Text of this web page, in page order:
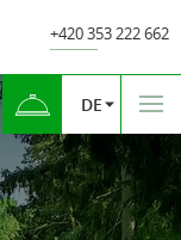
+420 353 222 662
DE